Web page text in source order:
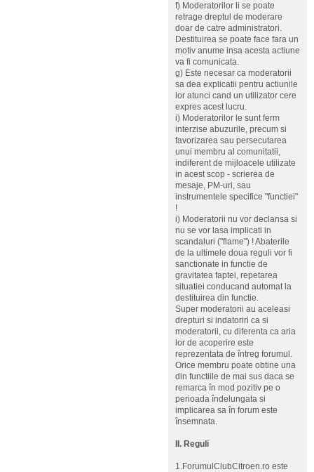
f) Moderatorilor li se poate
retrage dreptul de moderare
doar de catre administratori.
Destituirea se poate face fara un
motiv anume insa acesta actiune
va fi comunicata.
g) Este necesar ca moderatorii
sa dea explicatii pentru actiunile
lor atunci cand un utilizator cere
expres acest lucru.
i) Moderatorilor le sunt ferm
interzise abuzurile, precum si
favorizarea sau persecutarea
unui membru al comunitatii,
indiferent de mijloacele utilizate
in acest scop - scrierea de
mesaje, PM-uri, sau
instrumentele specifice "functiei"
!
i) Moderatorii nu vor declansa si
nu se vor lasa implicati in
scandaluri ("flame") ! Abaterile
de la ultimele doua reguli vor fi
sanctionate in functie de
gravitatea faptei, repetarea
situatiei conducand automat la
destituirea din functie.
Super moderatorii au aceleasi
drepturi si indatoriri ca si
moderatorii, cu diferenta ca aria
lor de acoperire este
reprezentata de întreg forumul.
Orice membru poate obtine una
din functiile de mai sus daca se
remarca în mod pozitiv pe o
perioada îndelungata si
implicarea sa în forum este
însemnata.
II. Reguli
1.ForumulClubCitroen.ro este